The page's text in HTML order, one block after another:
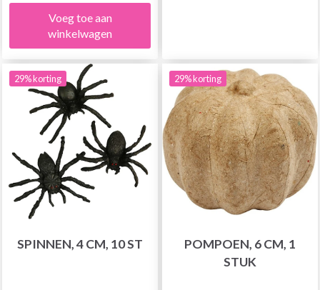
Voeg toe aan
winkelwagen
29% korting
SPINNEN, 4 CM, 10 ST
29% korting
POMPOEN, 6 CM, 1
STUK